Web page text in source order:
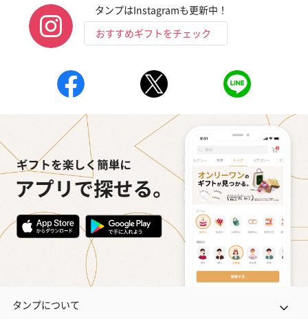
タンプはInstagramも更新中！
おすすめギフトをチェック
タンプについて